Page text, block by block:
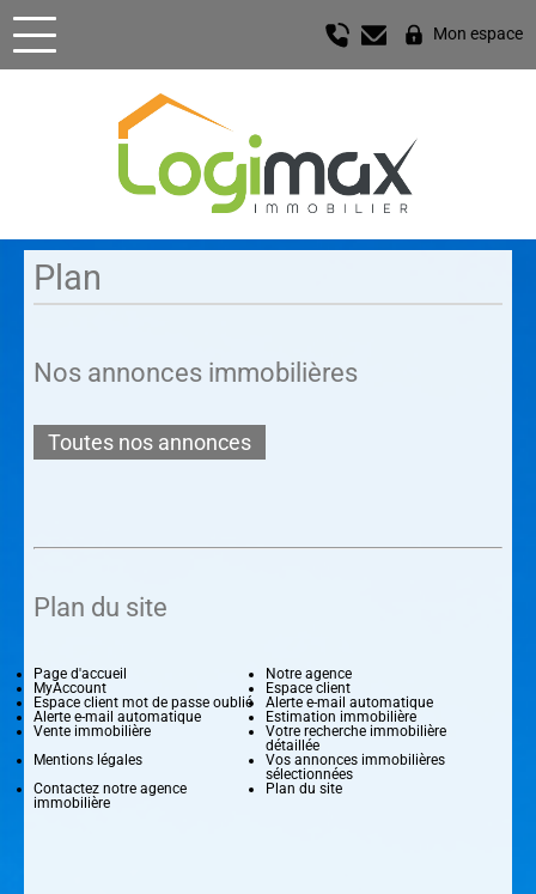
Mon espace
Plan
Nos annonces immobilières
Toutes nos annonces
Plan du site
Page d'accueil
Notre agence
MyAccount
Espace client
Espace client mot de passe oublié
Alerte e-mail automatique
Alerte e-mail automatique
Estimation immobilière
Vente immobilière
Votre recherche immobilière
détaillée
Mentions légales
Vos annonces immobilières
sélectionnées
Contactez notre agence
immobilière
Plan du site